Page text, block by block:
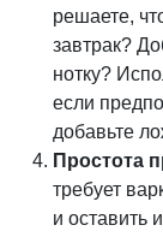
решаете,
завтрак?
нотку?
если
добавьте
Простота
требует
и оставить